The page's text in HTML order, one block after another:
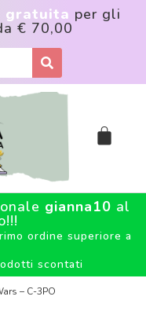
gratuita per gli
€ 70,00
gianna10 al
ordine superiore a
scontati
– C-3PO